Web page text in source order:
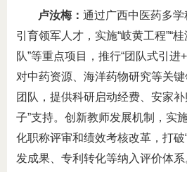
卢汝梅：通过广西中医药多
引育领军人才，实施“岐黄工程”“
队”等重点项目，推行“团队式引进
对中药资源、海洋药物研究等关
团队，提供科研启动经费、安家
子”支持。创新教师发展机制，实
化职称评审和绩效考核改革，打破
发成果、专利转化等纳入评价体